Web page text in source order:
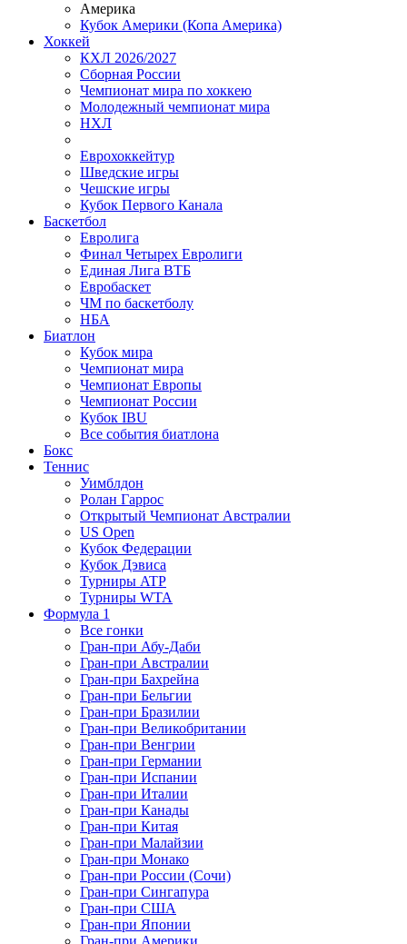
Америка
Кубок Америки (Копа Америка)
Хоккей
КХЛ 2026/2027
Сборная России
Чемпионат мира по хоккею
Молодежный чемпионат мира
НХЛ
Еврохоккейтур
Шведские игры
Чешские игры
Кубок Первого Канала
Баскетбол
Евролига
Финал Четырех Евролиги
Единая Лига ВТБ
Евробаскет
ЧМ по баскетболу
НБА
Биатлон
Кубок мира
Чемпионат мира
Чемпионат Европы
Чемпионат России
Кубок IBU
Все события биатлона
Бокс
Теннис
Уимблдон
Ролан Гаррос
Открытый Чемпионат Австралии
US Open
Кубок Федерации
Кубок Дэвиса
Турниры ATP
Турниры WTA
Формула 1
Все гонки
Гран-при Абу-Даби
Гран-при Австралии
Гран-при Бахрейна
Гран-при Бельгии
Гран-при Бразилии
Гран-при Великобритании
Гран-при Венгрии
Гран-при Германии
Гран-при Испании
Гран-при Италии
Гран-при Канады
Гран-при Китая
Гран-при Малайзии
Гран-при Монако
Гран-при России (Сочи)
Гран-при Сингапура
Гран-при США
Гран-при Японии
Гран-при Америки